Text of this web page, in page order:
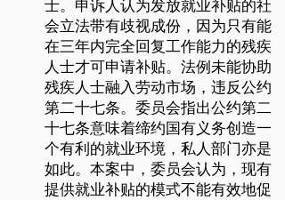
士。申诉人认为发放就业补贴的社
会立法带有歧视成份，因为只有能
在三年内完全回复工作能力的残疾
人士才可申请补贴。法例未能协助
残疾人士融入劳动市场，违反公约
第二十七条。委员会指出公约第二
十七条意味着缔约国有义务创造一
个有利的就业环境，私人部门亦是
如此。本案中，委员会认为，现有
提供就业补贴的模式不能有效地促